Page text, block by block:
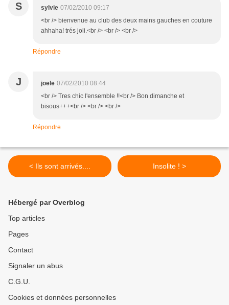
S sylvie 07/02/2010 09:17
<br /> bienvenue au club des deux mains gauches en couture
ahhaha! trés joli.<br /> <br /> <br />
Répondre
J joele 07/02/2010 08:44
<br /> Tres chic l'ensemble !!<br /> Bon dimanche et
bisous+++<br /> <br /> <br />
Répondre
< Ils sont arrivés.... Insolite ! >
Hébergé par Overblog
Top articles
Pages
Contact
Signaler un abus
C.G.U.
Cookies et données personnelles